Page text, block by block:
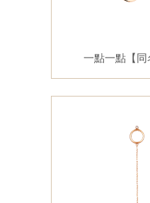
一點一點【同